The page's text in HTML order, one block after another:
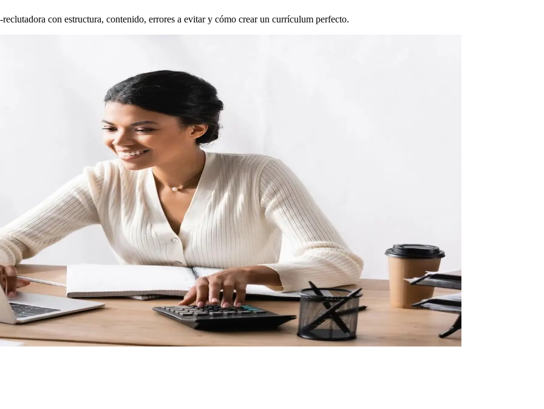
con estructura, contenido, errores a evitar y cómo crear un currículum perfecto.